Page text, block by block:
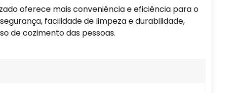
Türkçe
oferece mais conveniência e eficiência para o
facilidade de limpeza e durabilidade,
de cozimento das pessoas.